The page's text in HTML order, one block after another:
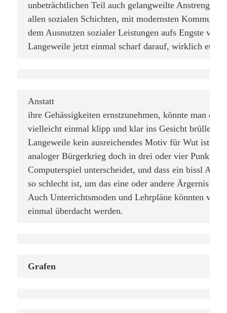
unbeträchtlichen Teil auch gelangweilte
allen sozialen Schichten, mit modernsten
dem Ausnutzen sozialer Leistungen aufs Engste
Langeweile jetzt einmal scharf darauf, wirklich etwas
Anstatt
ihre Gehässigkeiten ernstzunehmen, könnte man
vielleicht einmal klipp und klar ins Gesicht brüllen,
Langeweile kein ausreichendes Motiv für Wut ist,
analoger Bürgerkrieg doch in drei oder vier Punkten
Computerspiel unterscheidet, und dass ein bissl
so schlecht ist, um das eine oder andere Ärgernis zu
Auch Unterrichtsmoden und Lehrpläne könnten vor
einmal überdacht werden.
Grafen